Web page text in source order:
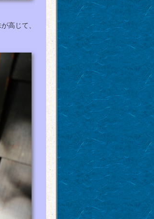
高じて、